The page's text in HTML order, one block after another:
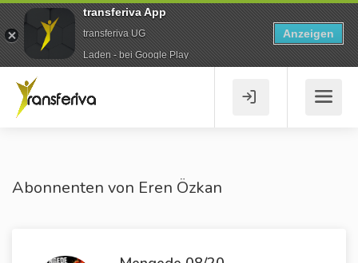
Abonnenten von Eren Özkan
transferiva App
transferiva UG
Laden - bei Google Play
Anzeigen